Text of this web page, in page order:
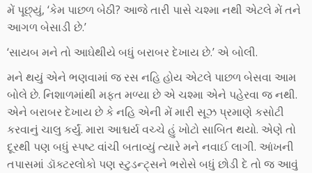
મેં પૂછ્યું, ‘કેમ પાછળ બેઠી? આજે તારી પાસે ચશ્મા નથી એટલે મેં તને
આગળ બેસાડી છે.’
‘સાયબ મને તો આઘેથીયે બધું બરાબર દેખાય છે.’ એ બોલી.
મને થયું એને ભણવામાં જ રસ નહિ હોય એટલે પાછળ બેસવા આમ
બોલે છે. નિશાળમાંથી મફત મળ્યા છે એ ચશ્મા એને પહેરવા જ નથી.
એને બરાબર દેખાય છે કે નહિ એની મેં મારી સૂઝ પ્રમાણે કસોટી
કરવાનું ચાલુ કર્યું. મારા આશ્ચર્ય વચ્ચે હું ખોટો સાબિત થયો. એણે તો
દૂરથી પણ બધું સ્પષ્ટ વાંચી બતાવ્યું ત્યારે મને નવાઈ લાગી. આંખની
તપાસમાં ડૉક્ટરલોકો પણ સ્ટુડન્ટ્સને ભરોસે બધું છોડી દે તો જ આવું